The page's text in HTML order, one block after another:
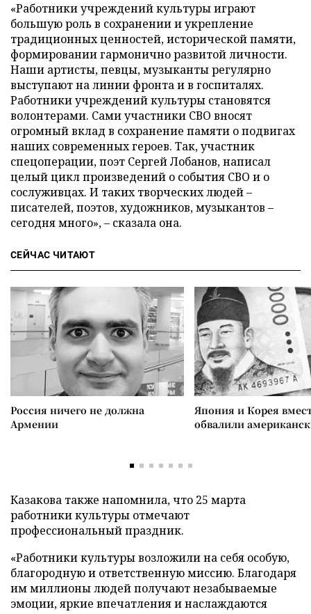
«Работники учреждений культуры играют
большую роль в сохранении и укрепление
традиционных ценностей, исторической памяти,
формировании гармонично развитой личности.
Наши артисты, певцы, музыканты регулярно
выступают на линии фронта и в госпиталях.
Работники учреждений культуры становятся
волонтерами. Сами участники СВО вносят
огромный вклад в сохранение памяти о подвигах
наших современных героев. Так, участник
спецоперации, поэт Сергей Лобанов, написал
целый цикл произведений о события СВО и о
сослуживцах. И таких творческих людей –
писателей, поэтов, художников, музыкантов –
сегодня много», – сказала она.
СЕЙЧАС ЧИТАЮТ
Россия ничего не должна
Армении
Япония и Корея
обвалили
Казакова также напомнила, что 25 марта
работники культуры отмечают
профессиональный праздник.
«Работники культуры возложили на себя особую,
благородную и ответственную миссию. Благодаря
им миллионы людей получают незабываемые
эмоции, яркие впечатления и наслаждаются